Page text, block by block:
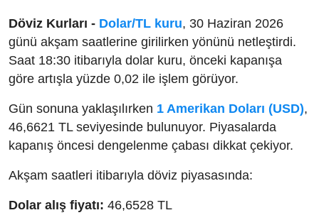
Döviz Kurları - Dolar/TL kuru, 30 Haziran 2026
günü akşam saatlerine girilirken yönünü netleştirdi.
Saat 18:30 itibarıyla dolar kuru, önceki kapanışa
göre artışla yüzde 0,02 ile işlem görüyor.
Gün sonuna yaklaşılırken 1 Amerikan Doları (USD),
46,6621 TL seviyesinde bulunuyor. Piyasalarda
kapanış öncesi dengelenme çabası dikkat çekiyor.
Akşam saatleri itibarıyla döviz piyasasında:
Dolar alış fiyatı: 46,6528 TL